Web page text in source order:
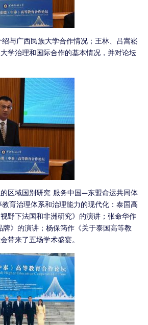
与广西民族大学合作情况；王林、吕嵩崧
学治理和国际合作的基本情况，并对论坛
区域国别研究 服务中国—东盟命运共同体
育治理体系和治理能力的现代化：泰国高
野下法国和非洲研究》的演讲；张命华作
》的演讲；杨保筠作《关于泰国高等教
带来了五场学术盛宴。